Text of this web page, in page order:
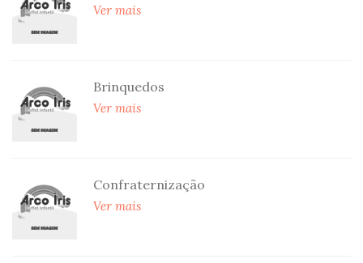
Ver mais
Brinquedos
Ver mais
Confraternização
Ver mais